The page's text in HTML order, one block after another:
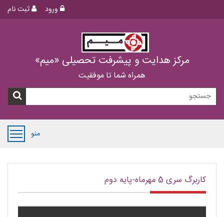
ثبت نام ورود
مرکز هدایت و پیشرفت تحصیلی «میم»
همراه شما تا موفقیت
منو
کاربرگ سری 5 مهرماه-پایه دوم